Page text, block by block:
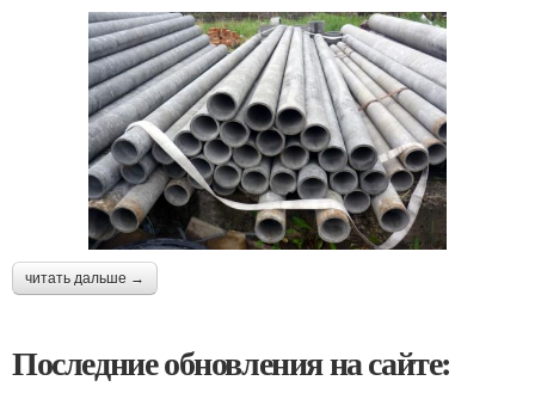
читать дальше →
Последние обновления на сайте: